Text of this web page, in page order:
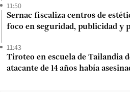
11:50
Sernac fiscaliza centros de
foco en seguridad, publicidad y
11:43
Tiroteo en escuela de Tailandia
atacante de 14 años había